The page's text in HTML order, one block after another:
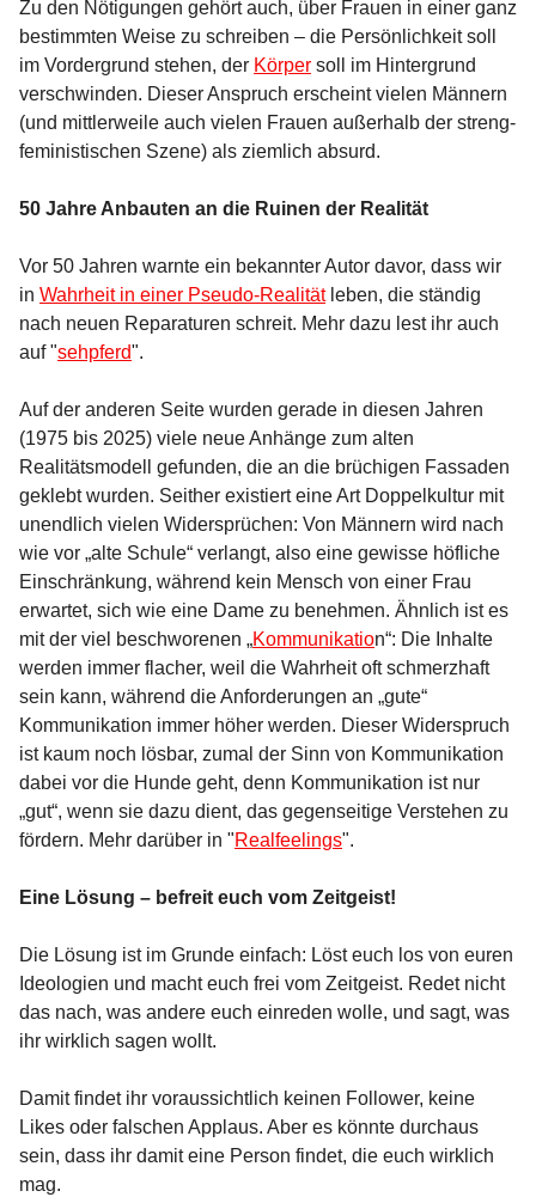
Zu den Nötigungen gehört auch, über Frauen in einer ganz
bestimmten Weise zu schreiben – die Persönlichkeit soll
im Vordergrund stehen, der Körper soll im Hintergrund
verschwinden. Dieser Anspruch erscheint vielen Männern
(und mittlerweile auch vielen Frauen außerhalb der streng-
feministischen Szene) als ziemlich absurd.
50 Jahre Anbauten an die Ruinen der Realität
Vor 50 Jahren warnte ein bekannter Autor davor, dass wir
in Wahrheit in einer Pseudo-Realitätleben, die ständig
nach neuen Reparaturen schreit. Mehr dazu lest ihr auch
auf "sehpferd".
Auf der anderen Seite wurden gerade in diesen Jahren
(1975 bis 2025) viele neue Anhänge zum alten
Realitätsmodell gefunden, die an die brüchigen Fassaden
geklebt wurden. Seither existiert eine Art Doppelkultur mit
unendlich vielen Widersprüchen: Von Männern wird nach
wie vor „alte Schule“ verlangt, also eine gewisse höfliche
Einschränkung, während kein Mensch von einer Frau
erwartet, sich wie eine Dame zu benehmen. Ähnlich ist es
mit der viel beschworenen „Kommunikation“: Die Inhalte
werden immer flacher, weil die Wahrheit oft schmerzhaft
sein kann, während die Anforderungen an „gute“
Kommunikation immer höher werden. Dieser Widerspruch
ist kaum noch lösbar, zumal der Sinn von Kommunikation
dabei vor die Hunde geht, denn Kommunikation ist nur
„gut“, wenn sie dazu dient, das gegenseitige Verstehen zu
fördern. Mehr darüber in "Realfeelings".
Eine Lösung – befreit euch vom Zeitgeist!
Die Lösung ist im Grunde einfach: Löst euch los von euren
Ideologien und macht euch frei vom Zeitgeist. Redet nicht
das nach, was andere euch einreden wolle, und sagt, was
ihr wirklich sagen wollt.
Damit findet ihr voraussichtlich keinen Follower, keine
Likes oder falschen Applaus. Aber es könnte durchaus
sein, dass ihr damit eine Person findet, die euch wirklich
mag.